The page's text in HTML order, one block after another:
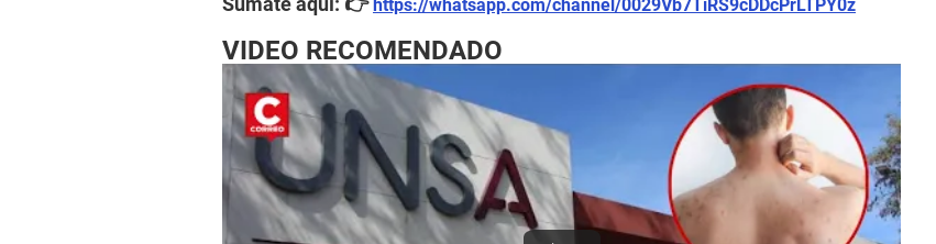
https://whatsapp.com/channel/0029Vb7TiRS9cDDcPrLTPY0z
VIDEO RECOMENDADO